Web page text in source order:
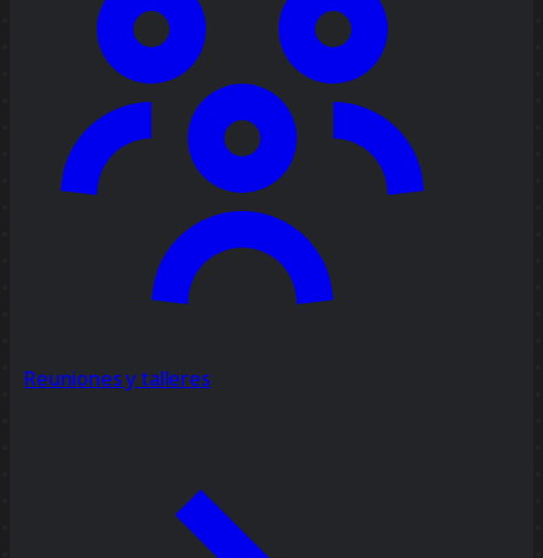
Reuniones y talleres